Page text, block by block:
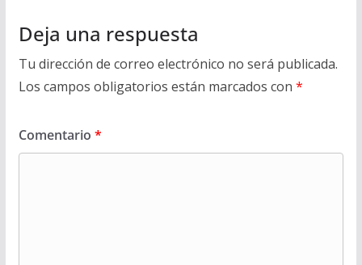
Deja una respuesta
Tu dirección de correo electrónico no será publicada.
Los campos obligatorios están marcados con *
Comentario *